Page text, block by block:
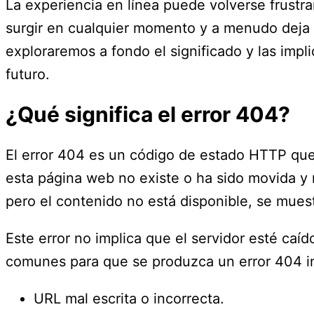
La experiencia en línea puede volverse
surgir en cualquier momento y a menudo
exploraremos a fondo el significado y las
futuro.
¿Qué significa el error 404?
El error 404 es un código de estado HTTP
esta página web no existe o ha sido movida
pero el contenido no está disponible, se
Este error no implica que el servidor esté
comunes para que se produzca un error 404
URL mal escrita o incorrecta.